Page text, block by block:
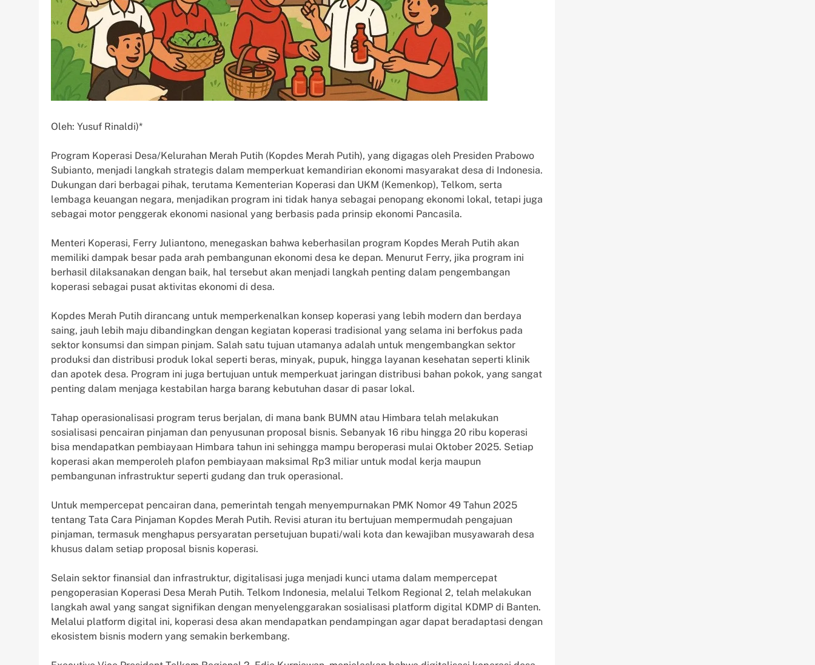
Oleh: Yusuf Rinaldi)*
Program Koperasi Desa/Kelurahan Merah Putih (Kopdes Merah Putih), yang digagas oleh Presiden Prabowo
Subianto, menjadi langkah strategis dalam memperkuat kemandirian ekonomi masyarakat desa di Indonesia.
Dukungan dari berbagai pihak, terutama Kementerian Koperasi dan UKM (Kemenkop), Telkom, serta
lembaga keuangan negara, menjadikan program ini tidak hanya sebagai penopang ekonomi lokal, tetapi juga
sebagai motor penggerak ekonomi nasional yang berbasis pada prinsip ekonomi Pancasila.
Menteri Koperasi, Ferry Juliantono, menegaskan bahwa keberhasilan program Kopdes Merah Putih akan
memiliki dampak besar pada arah pembangunan ekonomi desa ke depan. Menurut Ferry, jika program ini
berhasil dilaksanakan dengan baik, hal tersebut akan menjadi langkah penting dalam pengembangan
koperasi sebagai pusat aktivitas ekonomi di desa.
Kopdes Merah Putih dirancang untuk memperkenalkan konsep koperasi yang lebih modern dan berdaya
saing, jauh lebih maju dibandingkan dengan kegiatan koperasi tradisional yang selama ini berfokus pada
sektor konsumsi dan simpan pinjam. Salah satu tujuan utamanya adalah untuk mengembangkan sektor
produksi dan distribusi produk lokal seperti beras, minyak, pupuk, hingga layanan kesehatan seperti klinik
dan apotek desa. Program ini juga bertujuan untuk memperkuat jaringan distribusi bahan pokok, yang sangat
penting dalam menjaga kestabilan harga barang kebutuhan dasar di pasar lokal.
Tahap operasionalisasi program terus berjalan, di mana bank BUMN atau Himbara telah melakukan
sosialisasi pencairan pinjaman dan penyusunan proposal bisnis. Sebanyak 16 ribu hingga 20 ribu koperasi
bisa mendapatkan pembiayaan Himbara tahun ini sehingga mampu beroperasi mulai Oktober 2025. Setiap
koperasi akan memperoleh plafon pembiayaan maksimal Rp3 miliar untuk modal kerja maupun
pembangunan infrastruktur seperti gudang dan truk operasional.
Untuk mempercepat pencairan dana, pemerintah tengah menyempurnakan PMK Nomor 49 Tahun 2025
tentang Tata Cara Pinjaman Kopdes Merah Putih. Revisi aturan itu bertujuan mempermudah pengajuan
pinjaman, termasuk menghapus persyaratan persetujuan bupati/wali kota dan kewajiban musyawarah desa
khusus dalam setiap proposal bisnis koperasi.
Selain sektor finansial dan infrastruktur, digitalisasi juga menjadi kunci utama dalam mempercepat
pengoperasian Koperasi Desa Merah Putih. Telkom Indonesia, melalui Telkom Regional 2, telah melakukan
langkah awal yang sangat signifikan dengan menyelenggarakan sosialisasi platform digital KDMP di Banten.
Melalui platform digital ini, koperasi desa akan mendapatkan pendampingan agar dapat beradaptasi dengan
ekosistem bisnis modern yang semakin berkembang.